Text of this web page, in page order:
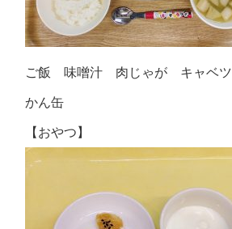
ご飯 味噌汁 肉じゃが キャベツ
かん缶
【おやつ】